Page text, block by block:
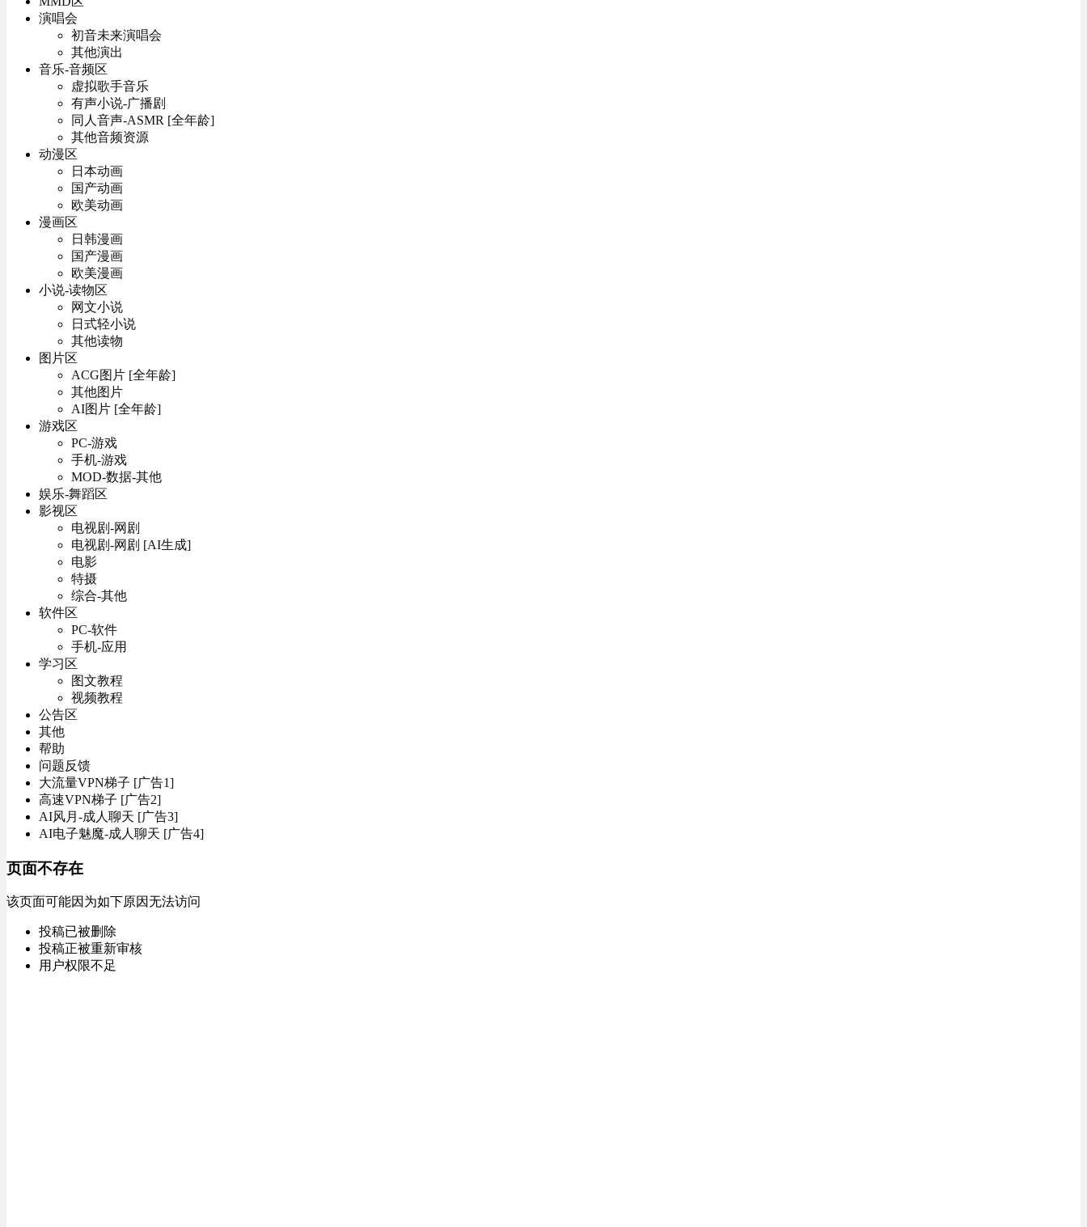
演唱会
初音未来演唱会
其他演出
音乐-音频区
虚拟歌手音乐
有声小说-广播剧
同人音声-ASMR [全年龄]
其他音频资源
动漫区
日本动画
国产动画
欧美动画
漫画区
日韩漫画
国产漫画
欧美漫画
小说-读物区
网文小说
日式轻小说
其他读物
图片区
ACG图片 [全年龄]
其他图片
AI图片 [全年龄]
游戏区
PC-游戏
手机-游戏
MOD-数据-其他
娱乐-舞蹈区
影视区
电视剧-网剧
电视剧-网剧 [AI生成]
电影
特摄
综合-其他
软件区
PC-软件
手机-应用
学习区
图文教程
视频教程
公告区
其他
帮助
问题反馈
大流量VPN梯子 [广告1]
高速VPN梯子 [广告2]
AI风月-成人聊天 [广告3]
AI电子魅魔-成人聊天 [广告4]
页面不存在
该页面可能因为如下原因无法访问
投稿已被删除
投稿正被重新审核
用户权限不足